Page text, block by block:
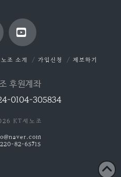
YouTube
조 소개 가입신청 제보하기
후원계좌
0104-305834
KT새노조
82-65715